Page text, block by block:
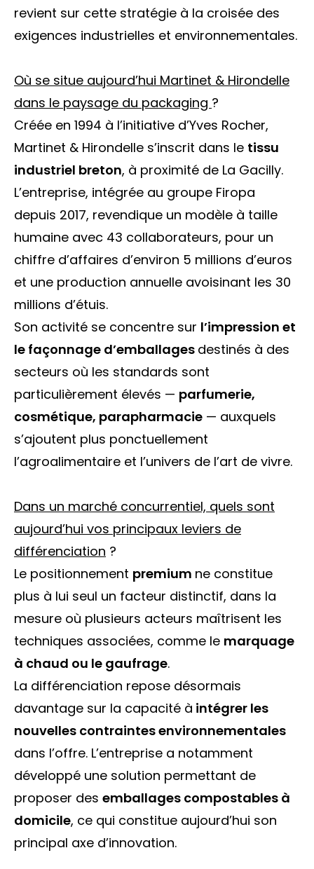
revient sur cette stratégie à la croisée des
exigences industrielles et environnementales.
Où se situe aujourd’hui Martinet & Hirondelle
dans le paysage du packaging ?
Créée en 1994 à l’initiative d’Yves Rocher,
Martinet & Hirondelle s’inscrit dans le tissu
industriel breton, à proximité de La Gacilly.
L’entreprise, intégrée au groupe Firopa
depuis 2017, revendique un modèle à taille
humaine avec 43 collaborateurs, pour un
chiffre d’affaires d’environ 5 millions d’euros
et une production annuelle avoisinant les 30
millions d’étuis.
Son activité se concentre sur l’impression et
le façonnage d’emballages destinés à des
secteurs où les standards sont
particulièrement élevés — parfumerie,
cosmétique, parapharmacie — auxquels
s’ajoutent plus ponctuellement
l’agroalimentaire et l’univers de l’art de vivre.
Dans un marché concurrentiel, quels sont
aujourd’hui vos principaux leviers de
différenciation ?
Le positionnement premium ne constitue
plus à lui seul un facteur distinctif, dans la
mesure où plusieurs acteurs maîtrisent les
techniques associées, comme le marquage
à chaud ou le gaufrage.
La différenciation repose désormais
davantage sur la capacité à intégrer les
nouvelles contraintes environnementales
dans l’offre. L’entreprise a notamment
développé une solution permettant de
proposer des emballages compostables à
domicile, ce qui constitue aujourd’hui son
principal axe d’innovation.